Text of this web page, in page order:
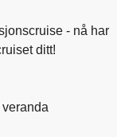
- nå har
ditt!